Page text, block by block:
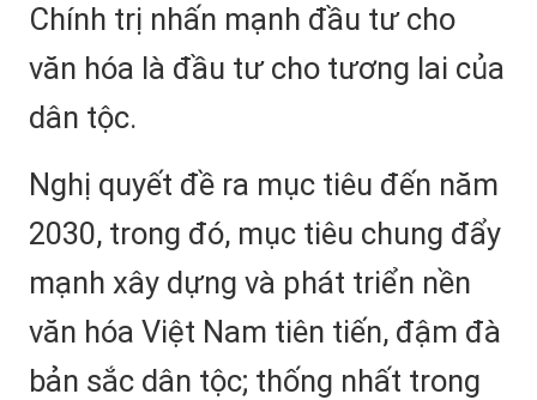
Chính trị nhấn mạnh đầu tư cho
văn hóa là đầu tư cho tương lai của
dân tộc.
Nghị quyết đề ra mục tiêu đến năm
2030, trong đó, mục tiêu chung đẩy
mạnh xây dựng và phát triển nền
văn hóa Việt Nam tiên tiến, đậm đà
bản sắc dân tộc; thống nhất trong